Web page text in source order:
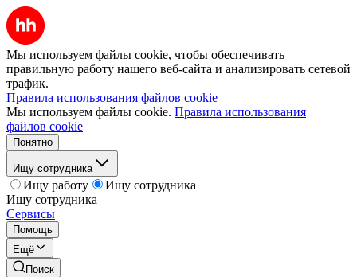
Мы используем файлы cookie, чтобы обеспечивать
правильную работу нашего веб-сайта и анализировать сетевой
трафик.
Правила использования файлов cookie
Мы используем файлы cookie. Правила использования
файлов cookie
Понятно
Ищу сотрудника
Ищу работу
Ищу сотрудника
Ищу сотрудника
Сервисы
Помощь
Ещё
Поиск